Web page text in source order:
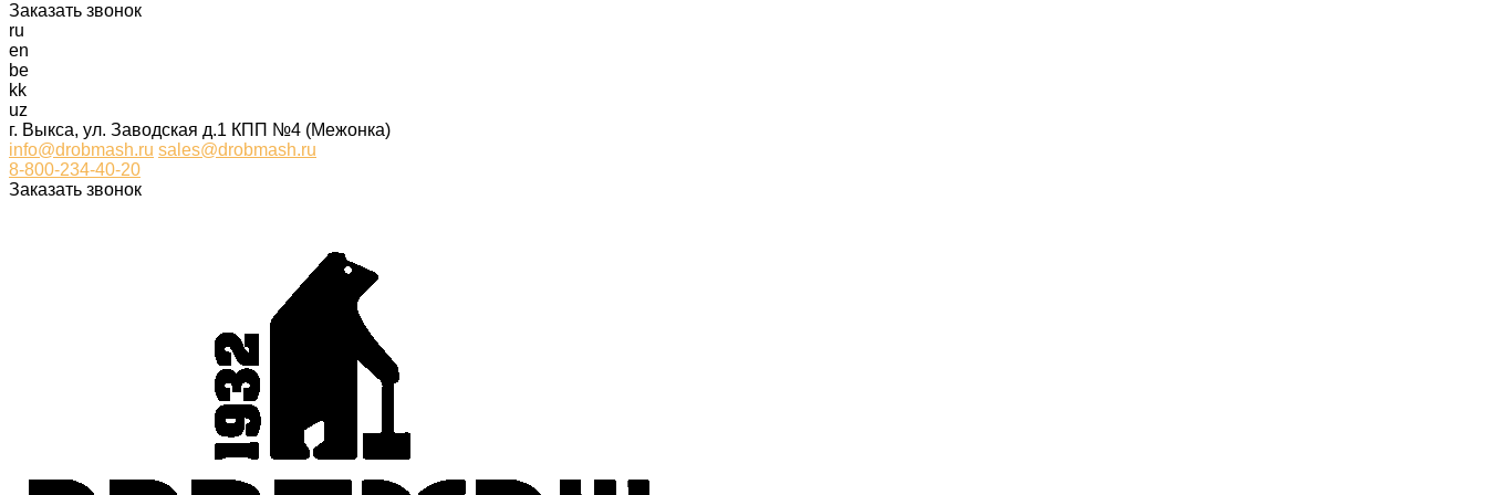
Заказать звонок
ru
en
be
kk
uz
г. Выкса, ул. Заводская д.1 КПП №4 (Межонка)
info@drobmash.ru sales@drobmash.ru
8-800-234-40-20
Заказать звонок